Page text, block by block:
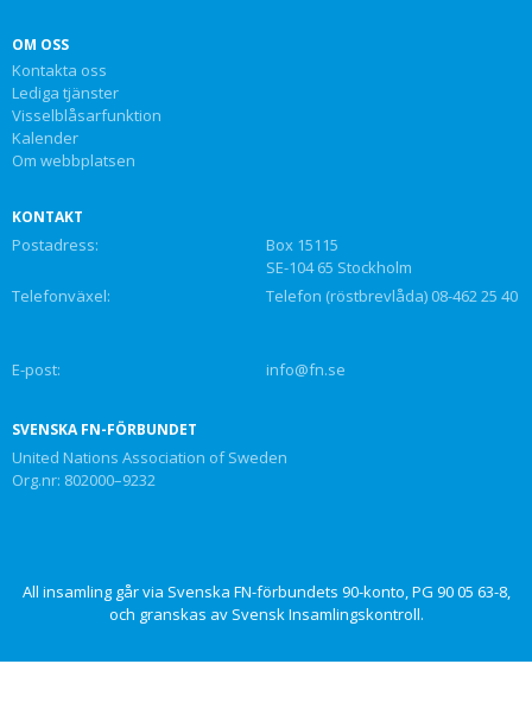
OM OSS
Kontakta oss
Lediga tjänster
Visselblåsarfunktion
Kalender
Om webbplatsen
KONTAKT
Postadress:
Box 15115
SE-104 65 Stockholm
Telefonväxel:
Telefon (röstbrevlåda) 08-462 25 40
E-post: info@fn.se
SVENSKA FN-FÖRBUNDET
United Nations Association of Sweden
Org.nr: 802000–9232
All insamling går via Svenska FN-förbundets 90-konto, PG 90 05 63-8,
och granskas av Svensk Insamlingskontroll.